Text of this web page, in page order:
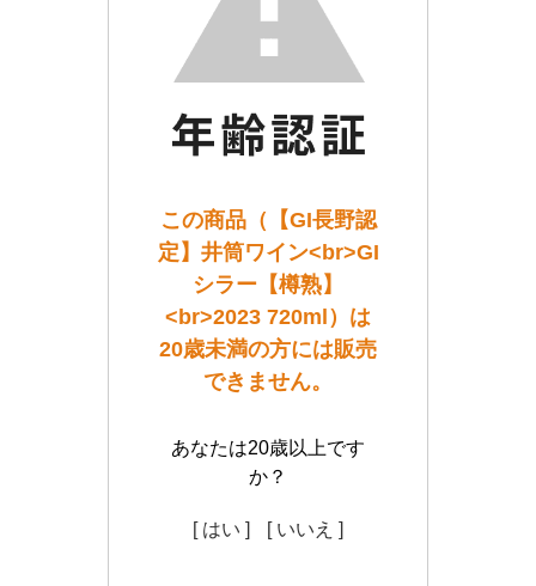
この商品（【GI長野認
定】井筒ワイン<br>GI
シラー【樽熟】
<br>2023 720ml）は
20歳未満の方には販売
できません。
あなたは20歳以上です
か？
[ はい ] [ いいえ ]